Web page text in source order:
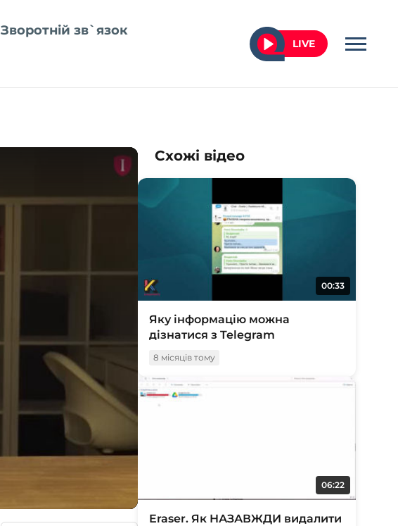
Зворотній зв`язок
LIVE
Схожі відео
00:33
Яку інформацію можна
дізнатися з Telegram
8 місяців тому
06:22
Eraser. Як НАЗАВЖДИ видалити